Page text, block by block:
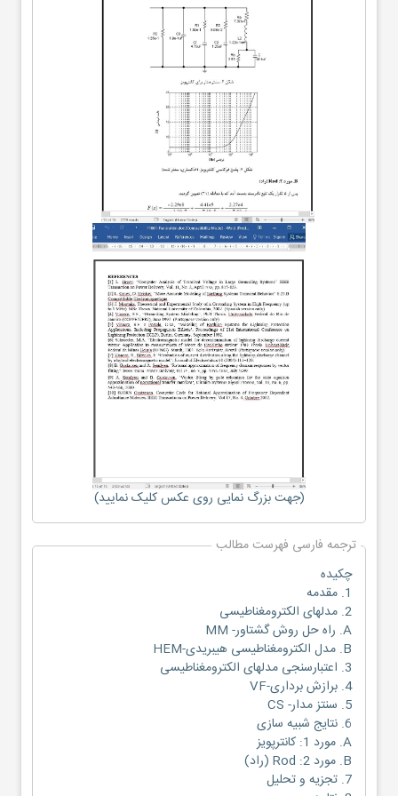
(جهت بزرگ نمایی روی عکس کلیک نمایید)
ترجمه فارسی فهرست مطالب
چکیده
1. مقدمه
2. مدلهای الکترومغناطیسی
A. راه حل روش گشتاور- MM
B. مدل الکترومغناطیسی هیبریدی-HEM
3. اعتبارسنجی مدلهای الکترومغناطیسی
4. برازش برداری-VF
5. سنتز مدار- CS
6. نتایج شبیه سازی
A. مورد 1: کانترپویز
B. مورد 2: Rod (راد)
7. تجزیه و تحلیل